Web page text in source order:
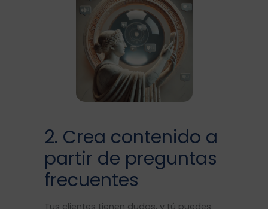
2. Crea contenido a
partir de preguntas
frecuentes
Tus clientes tienen dudas, y tú puedes